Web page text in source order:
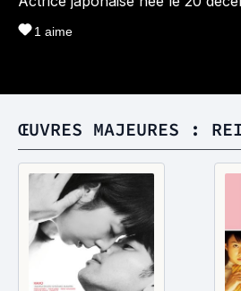
1 aime
ŒUVRES MAJEURES :